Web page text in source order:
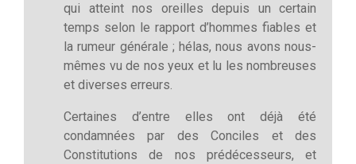
qui atteint nos oreilles depuis un certain
temps selon le rapport d’hommes fiables et
la rumeur générale ; hélas, nous avons nous-
mêmes vu de nos yeux et lu les nombreuses
et diverses erreurs.
Certaines d’entre elles ont déjà été
condamnées par des Conciles et des
Constitutions de nos prédécesseurs, et